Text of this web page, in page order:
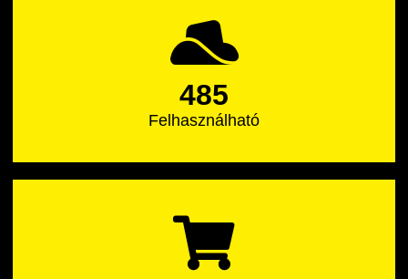
485
Felhasználható